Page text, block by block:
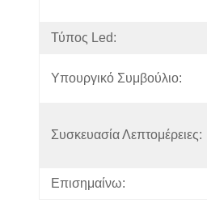
Τύπος Led:
Υπουργικό Συμβούλιο:
Συσκευασία Λεπτομέρειες:
Επισημαίνω: